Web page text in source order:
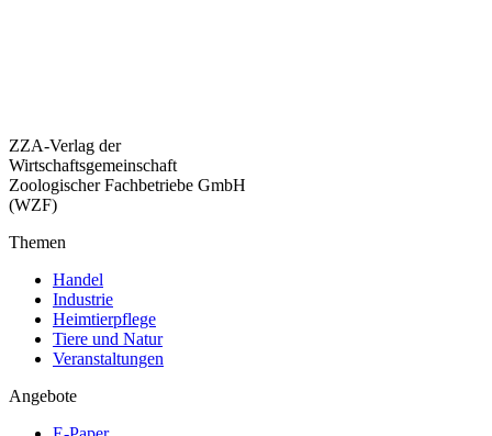
ZZA-Verlag der
Wirtschaftsgemeinschaft
Zoologischer Fachbetriebe GmbH
(WZF)
Themen
Handel
Industrie
Heimtierpflege
Tiere und Natur
Veranstaltungen
Angebote